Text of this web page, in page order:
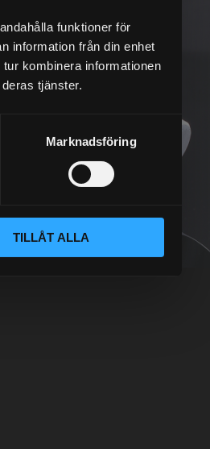
funktioner för
information från din enhet
kombinera informationen
tjänster.
Marknadsföring
TILLÅT ALLA